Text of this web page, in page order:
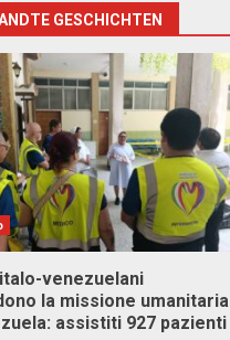
GESCHICHTEN
venezuelani
la missione umanitaria
assistiti 927 pazienti